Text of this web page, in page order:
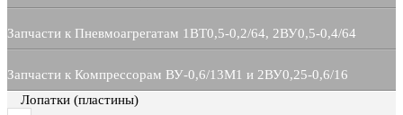
Запчасти к Пневмоагрегатам 1ВТ0,5-0,2/64, 2ВУ0,5-0,4/64
Запчасти к Компрессорам ВУ-0,6/13М1 и 2ВУ0,25-0,6/16
Лопатки (пластины)